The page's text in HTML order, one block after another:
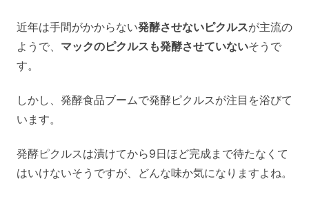
近年は手間がかからない発酵させないピクルスが主流の
ようで、 マックのピクルスも発酵させていないそうで
す。
しかし、発酵食品ブームで発酵ピクルスが注目を浴びて
います。
発酵ピクルスは漬けてから9日ほど完成まで待たなくて
はいけないそうですが、どんな味か気になりますよね。